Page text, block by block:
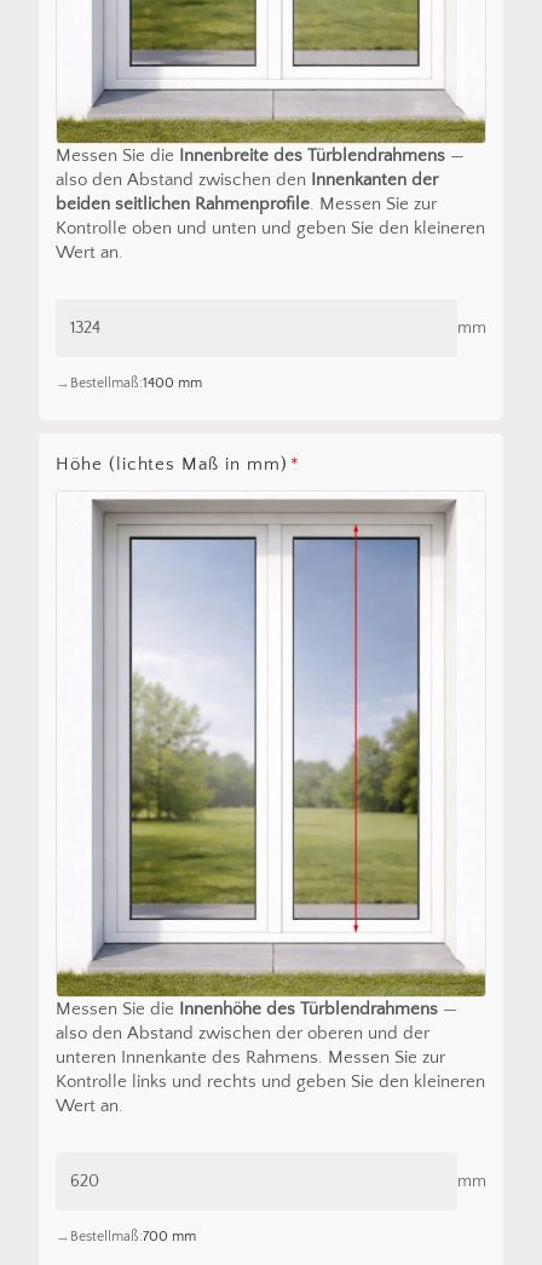
Messen Sie die Innenbreite des Türblendrahmens—
also den Abstand zwischen den Innenkanten der
beiden seitlichen Rahmenprofile. Messen Sie zur
Kontrolle oben und unten und geben Sie den kleineren
Wert an.
mm
Bestellmaß:1400 mm
Höhe (lichtes Maß in mm) *
Messen Sie die Innenhöhe des Türblendrahmens—
also den Abstand zwischen der oberen und der
unteren Innenkante des Rahmens. Messen Sie zur
Kontrolle links und rechts und geben Sie den kleineren
Wert an.
mm
Bestellmaß:700 mm